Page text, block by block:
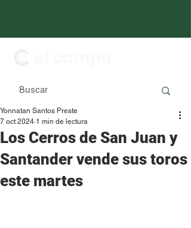
Los Cerros de San Juan y
Santander vende sus toros
este martes
Yonnatan Santos Preste
7 oct 2024 1 min de lectura